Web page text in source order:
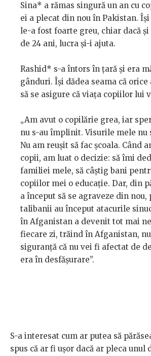
Sina* a rămas singură un an cu
ei a plecat din nou în Pakistan.
le-a fost foarte greu, chiar dacă
de 24 ani, lucra și-i ajuta.
Rashid* s-a întors în țară și era
gânduri. Își dădea seama că
să se asigure că viața copiilor lui
„Am avut o copilărie grea, iar
nu s-au împlinit. Visurile mele nu
Nu am reușit să fac școala. Când
copii, am luat o decizie: să îmi
familiei mele, să câștig bani
copiilor mei o educație. Dar, din
a început să se agraveze din nou,
talibanii au început atacurile
în Afganistan a devenit tot mai
fiecare zi, trăind în Afganistan,
siguranță că nu vei fi afectat de
era în desfășurare”.
S-a interesat cum ar putea să
spus că ar fi ușor dacă ar pleca unul